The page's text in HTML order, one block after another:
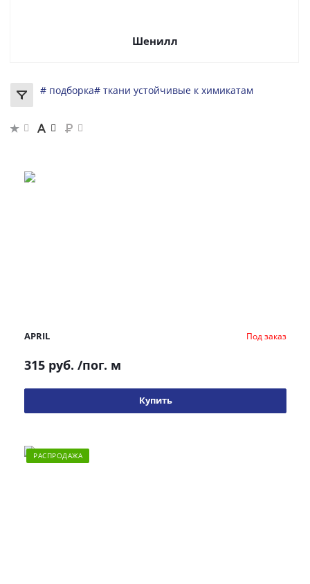
Шенилл
# подборка# ткани устойчивые к химикатам
APRIL Под заказ
315 руб. /пог. м
Купить
РАСПРОДАЖА